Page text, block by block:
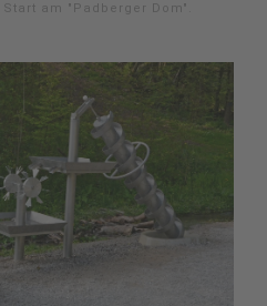
am "Padberger Dom".